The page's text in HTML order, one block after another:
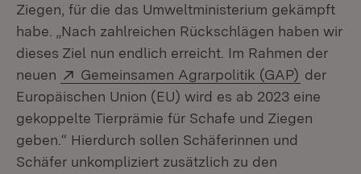
Ziegen, für die das Umweltministerium gekämpft
habe. „Nach zahlreichen Rückschlägen haben wir
dieses Ziel nun endlich erreicht. Im Rahmen der
neuen
Extern:
Gemeinsamen Agrarpolitik (GAP) (Öffnet
der
Europäischen Union (EU) wird es ab 2023 eine
gekoppelte Tierprämie für Schafe und Ziegen
geben.“ Hierdurch sollen Schäferinnen und
Schäfer unkompliziert zusätzlich zu den